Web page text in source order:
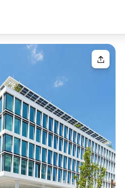
Your request
Your message
Salutation
Please select
for, and we'll find your dream
us?
us find a property